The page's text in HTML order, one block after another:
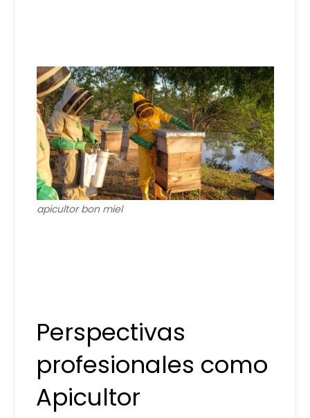
apicultor bon miel
Perspectivas
profesionales como
Apicultor